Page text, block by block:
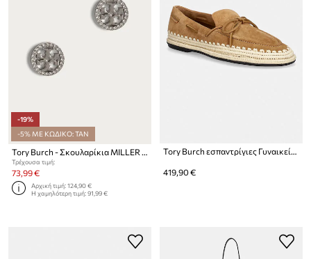
-19%
-5% ΜΕ ΚΩΔΙΚΟ: TAN
Tory Burch - Σκουλαρίκια MILLER PAVE STUD
Τρέχουσα τιμή:
73,99 €
Αρχική τιμή:124,90 €
Η χαμηλότερη τιμή:91,99 €
Tory Burch εσπαντρίγιες Γυναικεία σουέτ The Raffia Boaty
419,90 €